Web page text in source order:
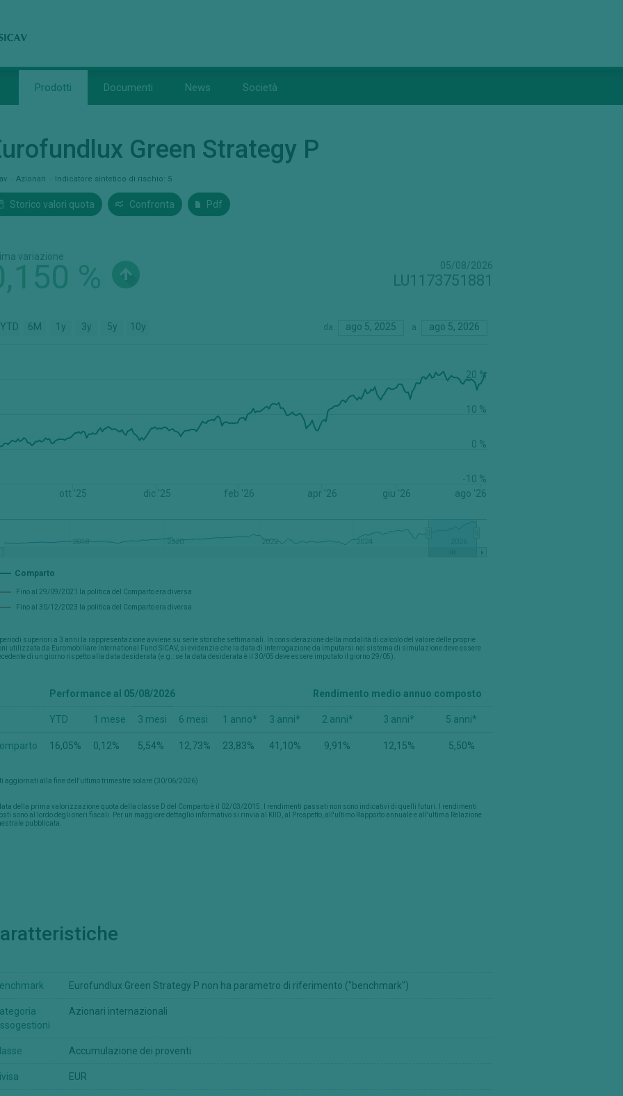
Prodotti Documenti News Società
Green Strategy P
Azionari Indicatore sintetico di rischio: 5
Storico valori quota Confronta Pdf
variazione
% 05/08/2026
LU1173751881
YTD 6M 1y 3y 5y 10y da ago 5, 2025 a ago 5, 2026
Comparto
ott '25 dic '25 feb '26 apr '26 giu '26 ago '26
2018 2020 2022 2024
-10 %
0 %
10 %
20 %
Fino al 29/09/2021 la politica del Comparto era diversa.
Fino al 30/12/2023 la politica del Comparto era diversa.
periodi superiori a 3 anni la rappresentazione avviene su serie storiche settimanali. In considerazione della modalità di calcolo del valore delle proprie
utilizzata da Euromobiliare International Fund SICAV, si evidenzia che la data di interrogazione da imputarsi nel sistema di simulazione deve essere
di un giorno rispetto alla data desiderata (e.g.: se la data desiderata è il 30/05 deve essere imputato il giorno 29/05).
Performance al 05/08/2026 Rendimento medio annuo composto
YTD 1 mese 3 mesi 6 mesi 1 anno* 3 anni* 2 anni* 3 anni* 5 anni*
16,05% 0,12% 5,54% 12,73% 23,83% 41,10% 9,91% 12,15% 5,50%
aggiornati alla fine dell'ultimo trimestre solare (30/06/2026)
della prima valorizzazione quota della classe D del Comparto è il 02/03/2015. I rendimenti passati non sono indicativi di quelli futuri. I rendimenti
sono al lordo degli oneri fiscali. Per un maggiore dettaglio informativo si rinvia al KIID, al Prospetto, all'ultimo Rapporto annuale e all'ultima Relazione
pubblicata.
Eurofundlux Green Strategy P non ha parametro di riferimento ("benchmark")
Azionari internazionali
Accumulazione dei proventi
EUR